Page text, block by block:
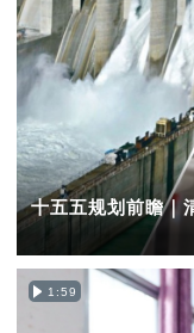
十五五规划前瞻｜
1:59